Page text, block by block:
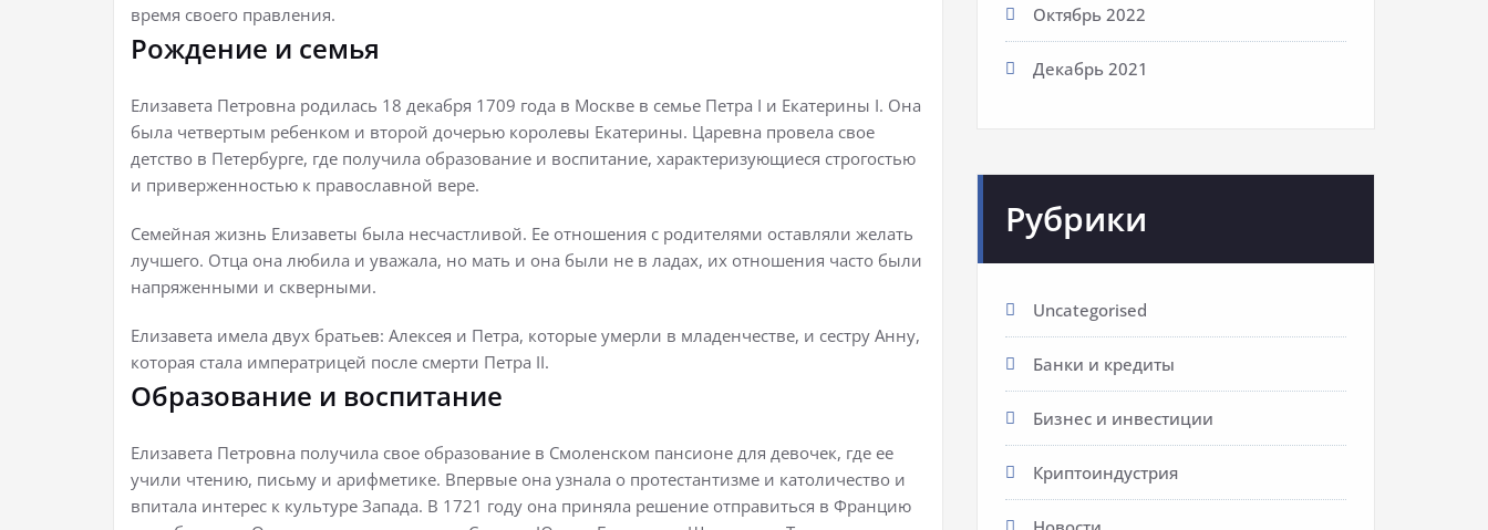
время своего правления.
Рождение и семья
Елизавета Петровна родилась 18 декабря 1709 года в Москве в семье Петра I и Екатерины I. Она
была четвертым ребенком и второй дочерью королевы Екатерины. Царевна провела свое
детство в Петербурге, где получила образование и воспитание, характеризующиеся строгостью
и приверженностью к православной вере.
Семейная жизнь Елизаветы была несчастливой. Ее отношения с родителями оставляли желать
лучшего. Отца она любила и уважала, но мать и она были не в ладах, их отношения часто были
напряженными и скверными.
Елизавета имела двух братьев: Алексея и Петра, которые умерли в младенчестве, и сестру Анну,
которая стала императрицей после смерти Петра II.
Образование и воспитание
Елизавета Петровна получила свое образование в Смоленском пансионе для девочек, где ее
учили чтению, письму и арифметике. Впервые она узнала о протестантизме и католичество и
впитала интерес к культуре Запада. В 1721 году она приняла решение отправиться в Францию
Октябрь 2022
Декабрь 2021
Рубрики
Uncategorised
Банки и кредиты
Бизнес и инвестиции
Криптоиндустрия